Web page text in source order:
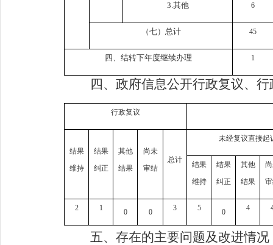
3.其他 6
（七）总计 45
四、结转下年度继续办理 1
四、政府信息公开行政复议、
行政复议
结果
维持
结果
纠正
其他
结果
尚未
审结
总计
未经复议直接起
结果
维持
结果
纠正
其他
结果
2 1 0 0 3 5 0 4
五、存在的主要问题及改进情况